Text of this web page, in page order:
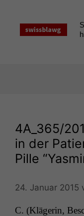
springen
4A_365/
in der
Pille
24. Januar 2015
C. (Klägerin,